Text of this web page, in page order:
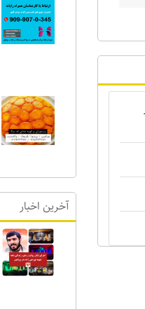
آخرین اخبار